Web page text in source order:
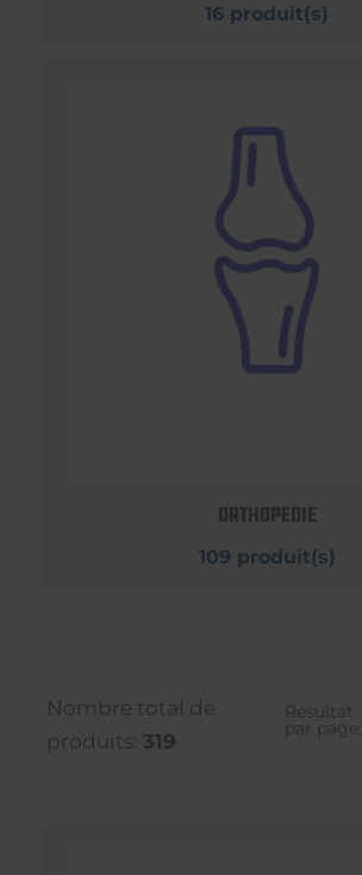
16 produit(s)
ORTHOPEDIE
109 produit(s)
Nombre total de
produits: 319
Résultat
par page: